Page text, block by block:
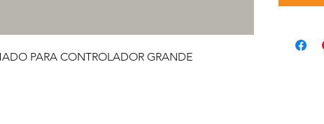
PARA CONTROLADOR GRANDE